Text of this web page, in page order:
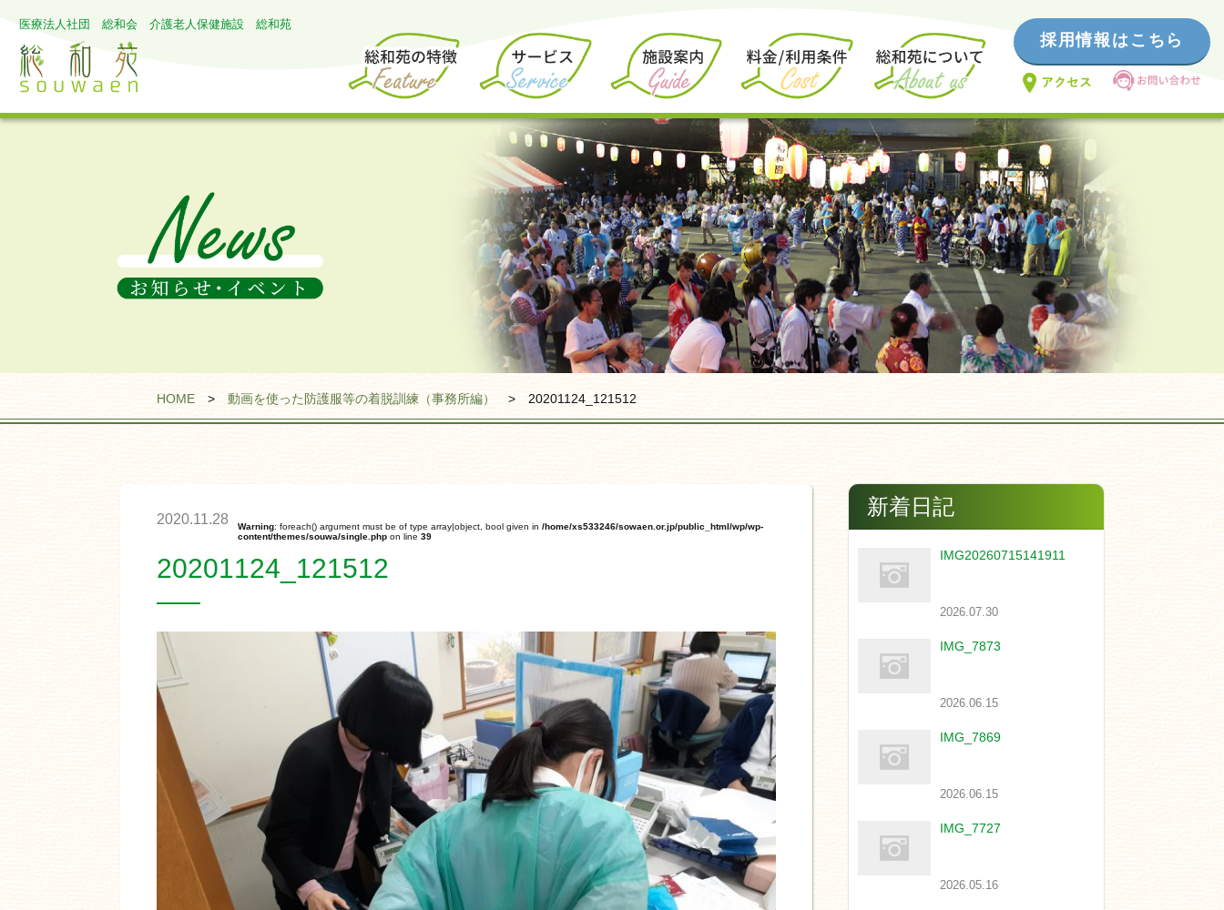
医療法人社団 総和会 介護老人保健施設 総和苑
採用情報はこちら
HOME >動画を使った防護服等の着脱訓練（事務所編） >20201124_121512
2020.11.28 Warning: foreach() argument must be of type array|object, bool given in /home/xs533246/sowaen.or.jp/public_html/wp/wp-
content/themes/souwa/single.php on line 39
20201124_121512
新着日記
IMG20260715141911
2026.07.30
IMG_7873
2026.06.15
IMG_7869
2026.06.15
IMG_7727
2026.05.16